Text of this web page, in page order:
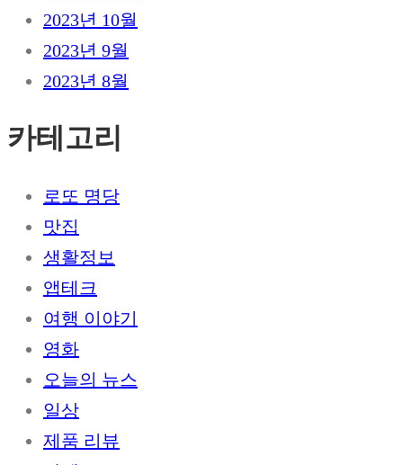
2023년 10월
2023년 9월
2023년 8월
카테고리
로또 명당
맛집
생활정보
앱테크
여행 이야기
영화
오늘의 뉴스
일상
제품 리뷰